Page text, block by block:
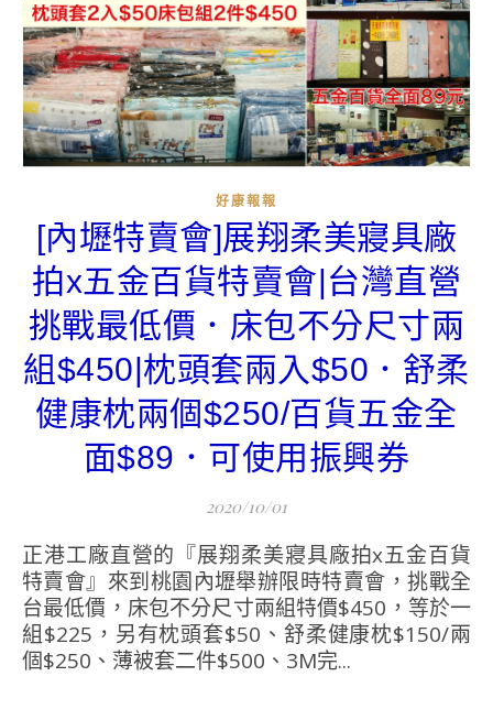
好康報報
[內壢特賣會]展翔柔美寢具廠
拍x五金百貨特賣會|台灣直營
挑戰最低價．床包不分尺寸兩
組$450|枕頭套兩入$50．舒柔
健康枕兩個$250/百貨五金全
面$89．可使用振興券
2020/10/01
正港工廠直營的『展翔柔美寢具廠拍x五金百貨
特賣會』來到桃園內壢舉辦限時特賣會，挑戰全
台最低價，床包不分尺寸兩組特價$450，等於一
組$225，另有枕頭套$50、舒柔健康枕$150/兩
個$250、薄被套二件$500、3M完...